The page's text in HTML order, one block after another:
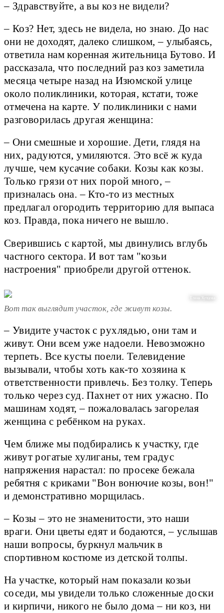
– Здравствуйте, а вы коз не видели?
– Коз? Нет, здесь не видела, но знаю. До нас
они не доходят, далеко слишком, – улыбаясь,
ответила нам коренная жительница Бутово. И
рассказала, что последний раз коз заметила
месяца четыре назад на Изюмской улице
около поликлиники, которая, кстати, тоже
отмечена на карте. У поликлиники с нами
разговорилась другая женщина:
– Они смешные и хорошие. Дети, глядя на
них, радуются, умиляются. Это всё ж куда
лучше, чем кусачие собаки. Козы как козы.
Только грязи от них порой много, –
призналась она. – Кто-то из местных
предлагал огородить территорию для выпаса
коз. Правда, пока ничего не вышло.
Сверившись с картой, мы двинулись вглубь
частного сектора. И вот там "козьи
настроения" приобрели другой оттенок.
Елена Купцова
Вот так выглядит участок, где живут козы.
– Увидите участок с рухлядью, они там и
живут. Они всем уже надоели. Невозможно
терпеть. Все кусты поели. Телевидение
вызывали, чтобы хоть как-то хозяина к
ответственности привлечь. Без толку. Теперь
только через суд. Пахнет от них ужасно. По
машинам ходят, – пожаловалась загорелая
женщина с ребёнком на руках.
Чем ближе мы подбирались к участку, где
живут рогатые хулиганы, тем градус
напряжения нарастал: по просеке бежала
ребятня с криками "Вон вонючие козы, вон!"
и демонстративно морщилась.
– Козы – это не знаменитости, это наши
враги. Они цветы едят и бодаются, – услышав
наши вопросы, буркнул мальчик в
спортивном костюме из детской толпы.
На участке, который нам показали козьи
соседи, мы увидели только сложенные доски
и кирпичи, никого не было дома – ни коз, ни